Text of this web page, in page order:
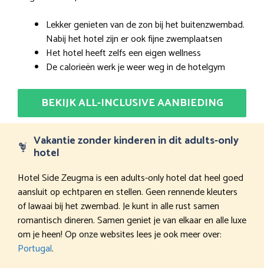
Lekker genieten van de zon bij het buitenzwembad.
Nabij het hotel zijn er ook fijne zwemplaatsen
Het hotel heeft zelfs een eigen wellness
De calorieën werk je weer weg in de hotelgym
BEKIJK ALL-INCLUSIVE AANBIEDING
Vakantie zonder kinderen in dit adults-only
hotel
Hotel Side Zeugma is een adults-only hotel dat heel goed
aansluit op echtparen en stellen. Geen rennende kleuters
of lawaai bij het zwembad. Je kunt in alle rust samen
romantisch dineren. Samen geniet je van elkaar en alle luxe
om je heen! Op onze websites lees je ook meer over:
Portugal.